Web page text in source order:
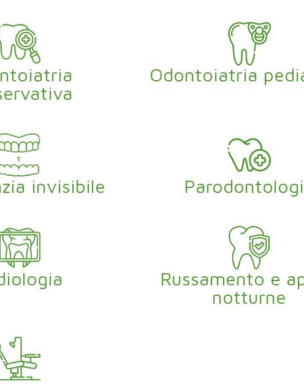
Odontoiatria
invisibile
Russamento e
notturne